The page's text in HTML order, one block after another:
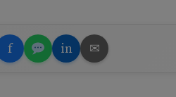
f in ✉